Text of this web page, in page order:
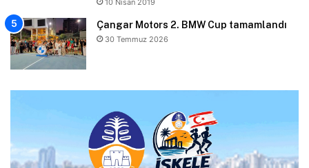
10 Nisan 2019
Çangar Motors 2. BMW Cup tamamlandı
30 Temmuz 2026